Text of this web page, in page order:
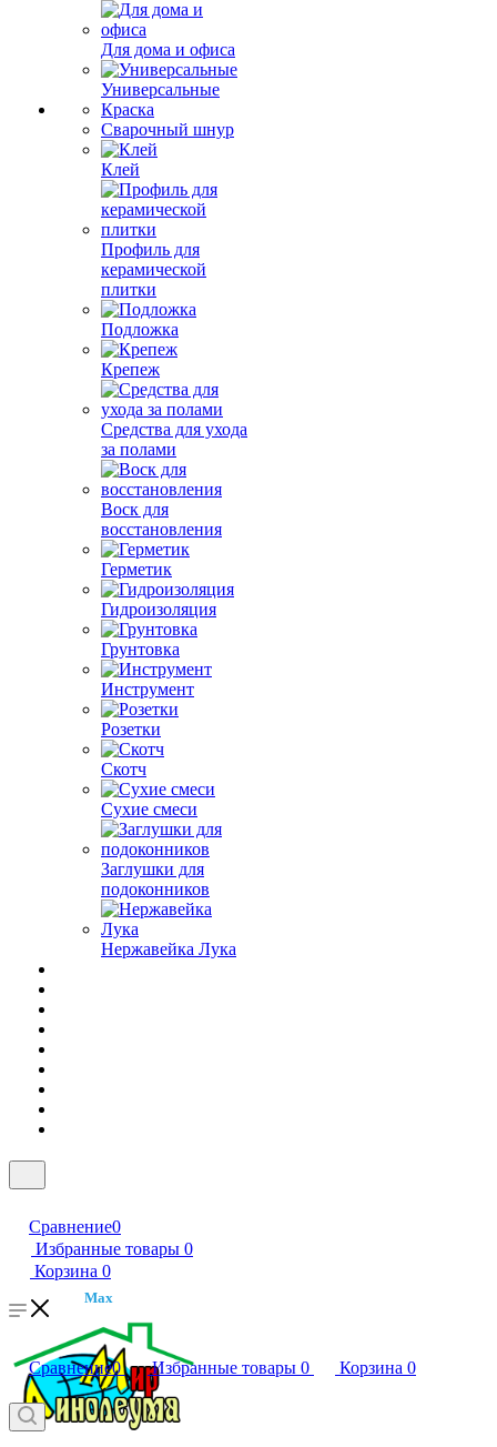
Для дома и офиса
Универсальные
Краска
Сварочный шнур
Клей
Профиль для
керамической
плитки
Подложка
Крепеж
Средства для ухода
за полами
Воск для
восстановления
Герметик
Гидроизоляция
Грунтовка
Инструмент
Розетки
Скотч
Сухие смеси
Заглушки для
подоконников
Нержавейка Лука
Сравнение0
Избранные товары 0
Корзина 0
Max
Сравнение0 Избранные товары 0 Корзина 0